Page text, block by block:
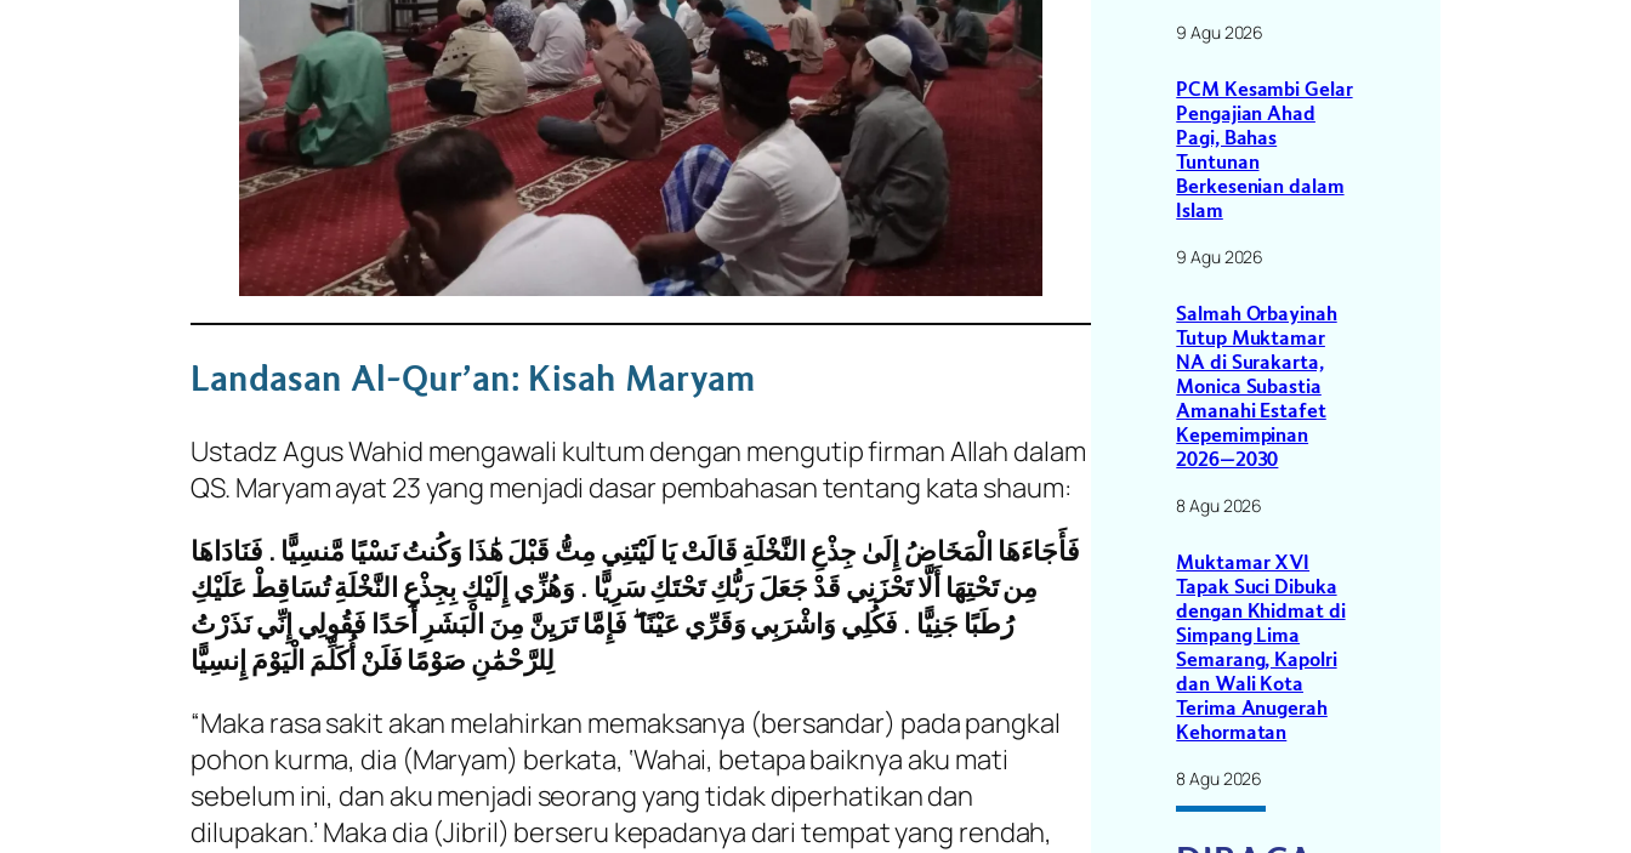
Landasan Al-Qur’an: Kisah Maryam
Ustadz Agus Wahid mengawali kultum dengan mengutip firman Allah dalam
QS. Maryam ayat 23 yang menjadi dasar pembahasan tentang kata shaum:
فَأَجَاءَهَا الْمَخَاضُ إِلَىٰ جِذْعِ النَّخْلَةِ قَالَتْ يَا لَيْتَنِي مِتُّ قَبْلَ هَٰذَا وَكُنتُ نَسْيًا مَّنسِيًّا . فَنَادَاهَا
مِن تَحْتِهَا أَلَّا تَحْزَنِي قَدْ جَعَلَ رَبُّكِ تَحْتَكِ سَرِيًّا . وَهُزِّي إِلَيْكِ بِجِذْعِ النَّخْلَةِ تُسَاقِطْ عَلَيْكِ
رُطَبًا جَنِيًّا . فَكُلِي وَاشْرَبِي وَقَرِّي عَيْنًا ۖ فَإِمَّا تَرَيِنَّ مِنَ الْبَشَرِ أَحَدًا فَقُولِي إِنِّي نَذَرْتُ
لِلرَّحْمَٰنِ صَوْمًا فَلَنْ أُكَلِّمَ الْيَوْمَ إِنسِيًّا
“Maka rasa sakit akan melahirkan memaksanya (bersandar) pada pangkal
pohon kurma, dia (Maryam) berkata, ‘Wahai, betapa baiknya aku mati
sebelum ini, dan aku menjadi seorang yang tidak diperhatikan dan
dilupakan.’ Maka dia (Jibril) berseru kepadanya dari tempat yang rendah,
9 Agu 2026
PCM Kesambi Gelar
Pengajian Ahad
Pagi, Bahas
Tuntunan
Berkesenian dalam
Islam
9 Agu 2026
Salmah Orbayinah
Tutup Muktamar
NA di Surakarta,
Monica Subastia
Amanahi Estafet
Kepemimpinan
2026–2030
8 Agu 2026
Muktamar XVI
Tapak Suci Dibuka
dengan Khidmat di
Simpang Lima
Semarang, Kapolri
dan Wali Kota
Terima Anugerah
Kehormatan
8 Agu 2026